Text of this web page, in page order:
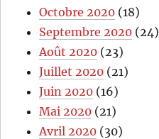
Octobre 2020 (18)
Septembre 2020 (24)
Août 2020 (23)
Juillet 2020 (21)
Juin 2020 (16)
Mai 2020 (21)
Avril 2020 (30)